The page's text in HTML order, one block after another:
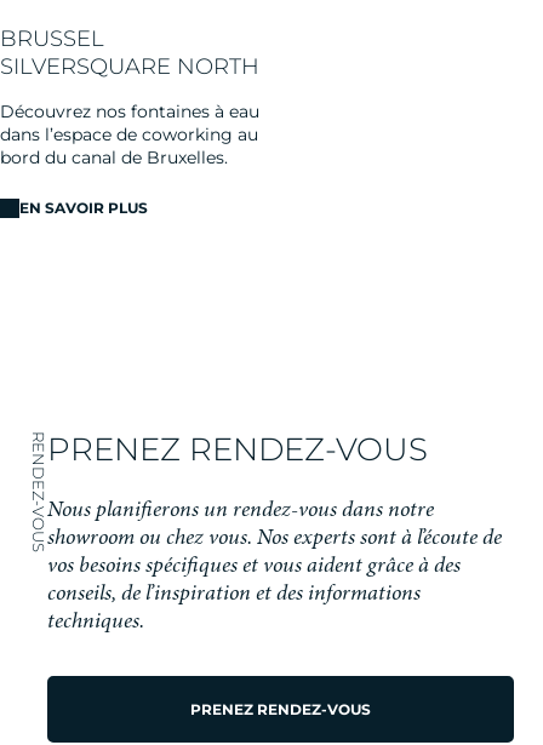
BRUSSEL
SILVERSQUARE NORTH
Découvrez nos fontaines à eau
dans l’espace de coworking au
bord du canal de Bruxelles.
EN SAVOIR PLUS
RENDEZ-VOUSPRENEZ RENDEZ-VOUS
Nous planifierons un rendez-vous dans notre
showroom ou chez vous. Nos experts sont à l’écoute de
vos besoins spécifiques et vous aident grâce à des
conseils, de l’inspiration et des informations
techniques.
PRENEZ RENDEZ-VOUS